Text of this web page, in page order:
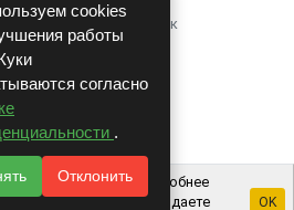
для авторазборок
CARRO.БИЗНЕС
Полная версия
2026 г.
v1.1.24
cookies
работы
согласно
.
Отклонить
чтобы вам было удобнее
Используя наш сайт, вы даете
OK